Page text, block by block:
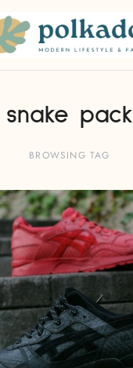
snake pack
BROWSING TAG